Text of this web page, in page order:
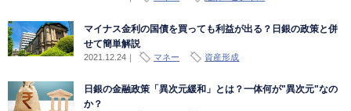
マイナス金利の国債を買っても利益が出る？日銀の政策と併
せて簡単解説
2021.12.24｜ マネー 資産形成
日銀の金融政策「異次元緩和」とは？一体何が"異次元"なの
か？